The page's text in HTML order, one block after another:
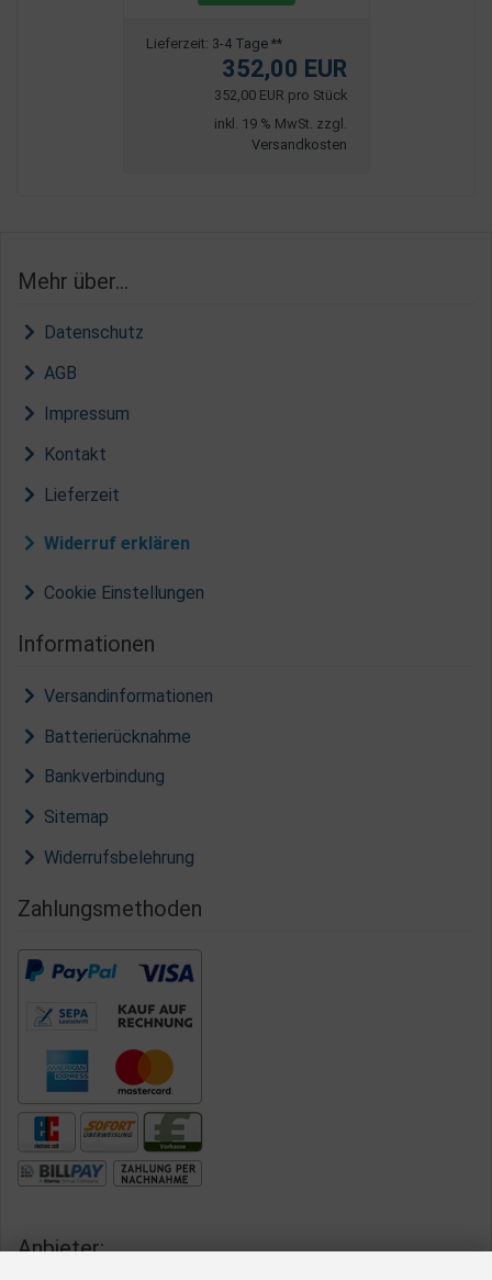
Lieferzeit: 3-4 Tage **
352,00 EUR
352,00 EUR pro Stück
inkl. 19 % MwSt. zzgl.
Versandkosten
Mehr über...
Datenschutz
AGB
Impressum
Kontakt
Lieferzeit
Widerruf erklären
Cookie Einstellungen
Informationen
Versandinformationen
Batterierücknahme
Bankverbindung
Sitemap
Widerrufsbelehrung
Zahlungsmethoden
Anbieter: